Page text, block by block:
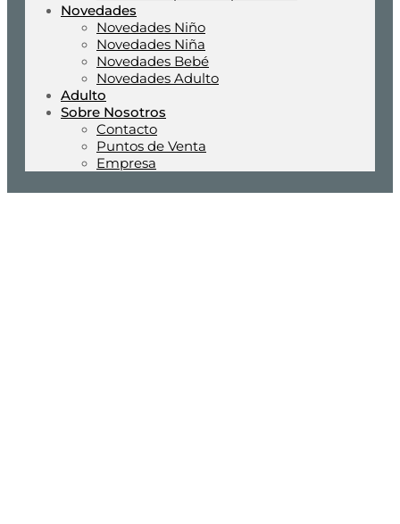
Novedades
Novedades Niño
Novedades Niña
Novedades Bebé
Novedades Adulto
Adulto
Sobre Nosotros
Contacto
Puntos de Venta
Empresa